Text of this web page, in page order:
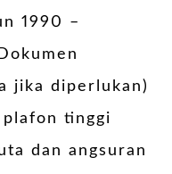
1990 –
jika diperlukan)
tinggi
dan angsuran